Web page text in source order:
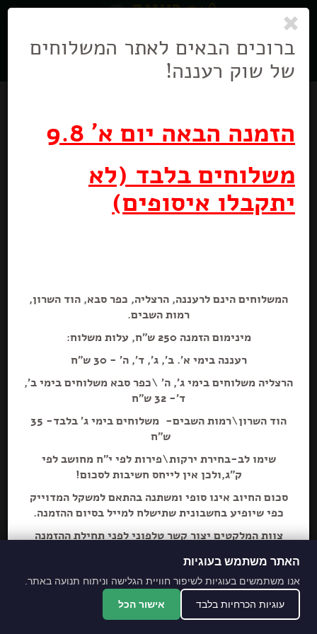
ניווט
בניווט
ברוכים הבאים לאתר המשלוחים
של שוק רעננה!
הזמנה הבאה יום א' 9.8
משלוחים בלבד (לא
יתקבלו איסופים)
המשלוחים הינם לרעננה, הרצליה, כפר סבא, הוד השרון,
רמות השבים.
מינימום הזמנה 250 ש"ח, עלות משלוח:
רעננה בימי א'. ב', ג', ד', ה' - 30 ש"ח
הרצליה משלוחים בימי ג', ה' \כפר סבא משלוחים בימי ב',
ד'- 32 ש"ח
הוד השרון\רמות השבים- משלוחים בימי ג' בלבד- 35
ש"ח
שימו לב-בחירת ירקות\פירות לפי י"ח מחושב לפי
ק"ג,ולכן אין לייחס חשיבות לסכום!
סכום החיוב אינו סופי ומשתנה בהתאם למשקל המדוייק
כפי שיופיע בחשבונית שתישלח למייל בסיום ההזמנה.
צוות המלקטים יצור קשר טלפוני לפני תחילת ההזמנה
מתחייבים לסחורה הכי
מובחרת!
*האתר והמקום עם נגישות מלאה לנכים.
האתר משתמש בעוגיות
אנו משתמשים בעוגיות לשיפור חוויית הגלישה וניתוח תנועה באתר.
עוגיות הכרחיות בלבד אישור הכל